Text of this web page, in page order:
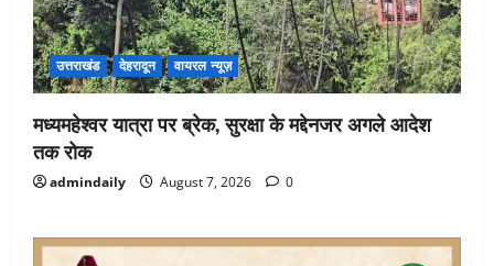
उत्तराखंड देहरादून वायरल न्यूज़
मध्यमहेश्वर यात्रा पर ब्रेक, सुरक्षा के मद्देनजर अगले आदेश
तक रोक
admindaily August 7, 2026 0